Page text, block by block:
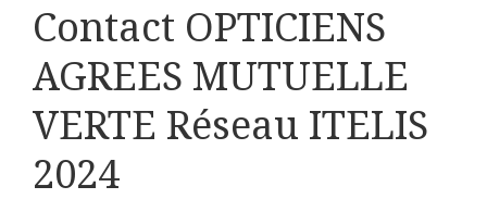
Contact OPTICIENS
AGREES MUTUELLE
VERTE Réseau ITELIS
2024